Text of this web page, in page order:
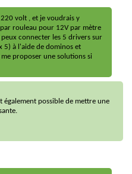
volt , et je voudrais y
rouleau pour 12V par mètre
connecter les 5 drivers sur
5) à l'aide de dominos et
proposer une solutions si
également possible de mettre une